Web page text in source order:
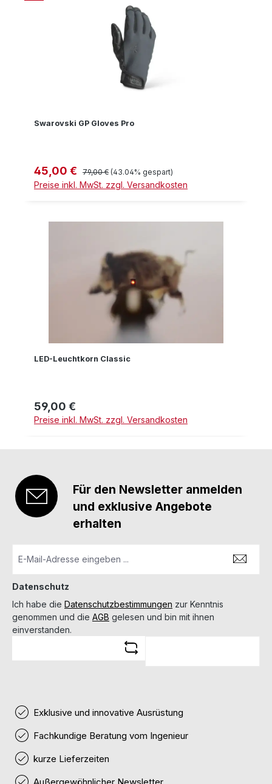
Swarovski GP Gloves Pro
Verkaufspreis:
45,00 € Regulärer Preis:
79,00 € (43.04% gespart)
Preise inkl. MwSt. zzgl. Versandkosten
LED-Leuchtkorn Classic
Regulärer Preis:
59,00 €
Preise inkl. MwSt. zzgl. Versandkosten
Für den Newsletter anmelden
und exklusive Angebote
erhalten
Datenschutz
Ich habe die Datenschutzbestimmungen zur Kenntnis
genommen und die AGB gelesen und bin mit ihnen
einverstanden.
Exklusive und innovative Ausrüstung
Fachkundige Beratung vom Ingenieur
kurze Lieferzeiten